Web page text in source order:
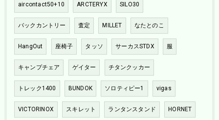
aircontact50+10 ARCTERYX SILO30
バックカントリー 査定 MILLET なたとのこ
HangOut 座椅子 タッソ サーカスSTDX 服
キャンプチェア ゲイター チタンクッカー
トレック1400 BUNDOK ソロティピー1 vigas
VICTORINOX スキレット ランタンスタンド HORNET